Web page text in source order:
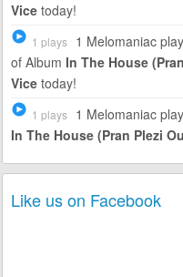
Vicetoday!
1 plays 1 Melomaniac
of Album In The House
Vicetoday!
1 plays 1 Melomaniac
In The House (Pran Plezi
Like us on Facebook